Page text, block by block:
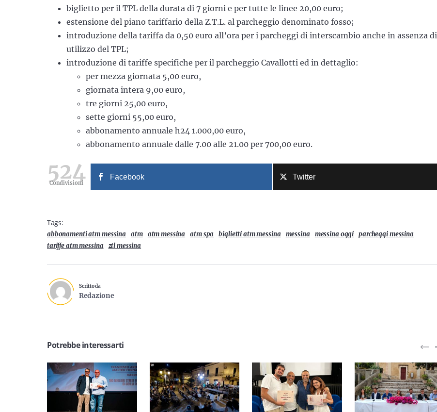
biglietto per il TPL della durata di 7 giorni e per tutte le linee 20,00 euro;
estensione del piano tariffario della Z.T.L. al parcheggio denominato fosso;
introduzione della tariffa da 0,50 euro all’ora per i parcheggi di interscambio anche in assenza di
utilizzo del TPL;
introduzione di tariffe specifiche per il parcheggio Cavallotti ed in dettaglio:
per mezza giornata 5,00 euro,
giornata intera 9,00 euro,
tre giorni 25,00 euro,
sette giorni 55,00 euro,
abbonamento annuale h24 1.000,00 euro,
abbonamento annuale dalle 7.00 alle 21.00 per 700,00 euro.
524
Condivisioni
Facebook Twitter
Tags:
abbonamenti atm messina atm atm messina atm spa biglietti atm messina messina messina oggi parcheggi messina
tariffe atm messina
ztl messina
Scritto da
Redazione
Potrebbe interessarti